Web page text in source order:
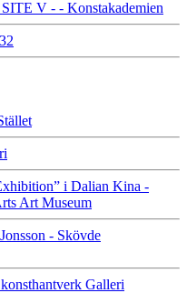
V - - Konstakademien
i Dalian Kina -
Art Museum
- Skövde
Galleri